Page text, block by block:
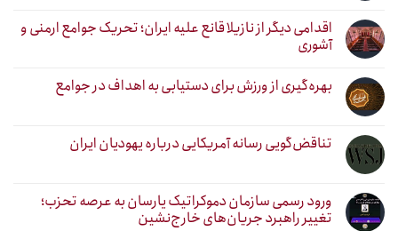
اقدامی دیگر از نازیلا قانع علیه ایران؛ تحریک جوامع ارمنی و
آشوری
بهره‌گیری از ورزش برای دستیابی به اهداف در جوامع
تناقض‌گویی رسانه آمریکایی درباره یهودیان ایران
ورود رسمی سازمان دموکراتیک یارسان به عرصه تحزب؛
تغییر راهبرد جریان‌های خارج‌نشین